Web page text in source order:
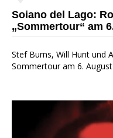
Soiano del Lago:
„Sommertour“ am
Stef Burns, Will Hunt und
Sommertour am 6.